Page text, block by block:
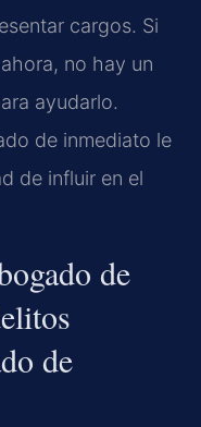
cargos. Si
no hay un
ayudarlo.
de inmediato le
de influir en el
de
de